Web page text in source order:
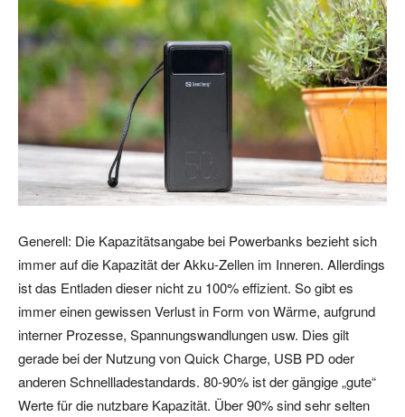
Generell: Die Kapazitätsangabe bei Powerbanks bezieht sich
immer auf die Kapazität der Akku-Zellen im Inneren. Allerdings
ist das Entladen dieser nicht zu 100% effizient. So gibt es
immer einen gewissen Verlust in Form von Wärme, aufgrund
interner Prozesse, Spannungswandlungen usw. Dies gilt
gerade bei der Nutzung von Quick Charge, USB PD oder
anderen Schnellladestandards. 80-90% ist der gängige „gute“
Werte für die nutzbare Kapazität. Über 90% sind sehr selten